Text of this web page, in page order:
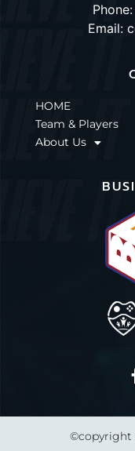
Email:
HOME
Team & Players
About Us
©copyright